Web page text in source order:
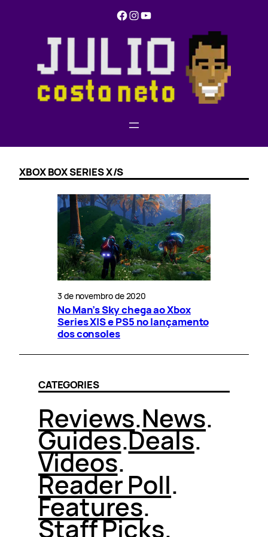
Facebook Instagram YouTube
XBOX BOX SERIES X/S
3 de novembro de 2020
No Man’s Sky chega ao Xbox
Series X|S e PS5 no lançamento
dos consoles
CATEGORIES
Reviews.News.
Guides.Deals.
Videos.
Reader Poll.
Features.
Staff Picks.